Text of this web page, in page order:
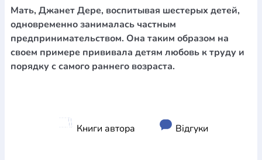
Мать, Джанет Дере, воспитывая шестерых детей,
одновременно занималась частным
предпринимательством. Она таким образом на
своем примере прививала детям любовь к труду и
порядку с самого раннего возраста.
Книги автора Відгуки